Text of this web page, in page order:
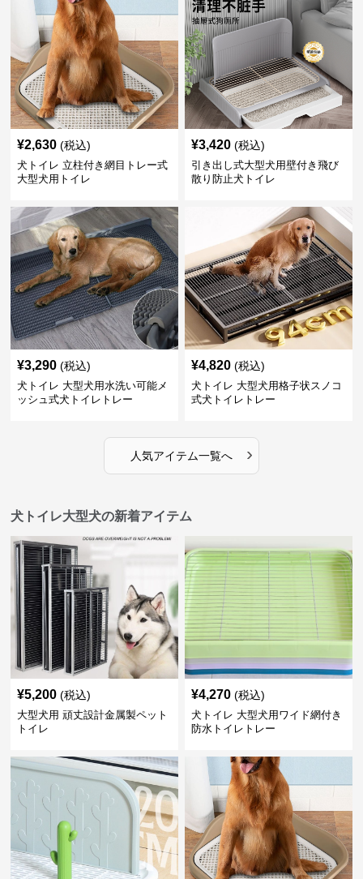
¥2,630 (税込)
犬トイレ 立柱付き網目トレー式
大型犬用トイレ
¥3,420 (税込)
引き出し式大型犬用壁付き飛び
散り防止犬トイレ
¥3,290 (税込)
犬トイレ 大型犬用水洗い可能メ
ッシュ式犬トイレトレー
¥4,820 (税込)
犬トイレ 大型犬用格子状スノコ
式犬トイレトレー
人気アイテム一覧へ ›
犬トイレ大型犬の新着アイテム
¥5,200 (税込)
大型犬用 頑丈設計金属製ペット
トイレ
¥4,270 (税込)
犬トイレ 大型犬用ワイド網付き
防水トイレトレー